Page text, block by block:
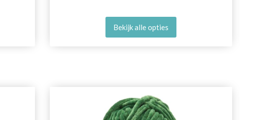
Bekijk alle opties